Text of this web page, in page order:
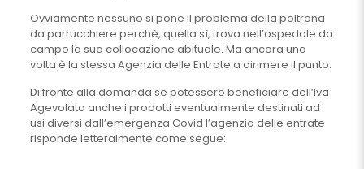
Ovviamente nessuno si pone il problema della poltrona
da parrucchiere perchè, quella sì, trova nell’ospedale da
campo la sua collocazione abituale. Ma ancora una
volta è la stessa Agenzia delle Entrate a dirimere il punto.
Di fronte alla domanda se potessero beneficiare dell’Iva
Agevolata anche i prodotti eventualmente destinati ad
usi diversi dall’emergenza Covid l’agenzia delle entrate
risponde letteralmente come segue: